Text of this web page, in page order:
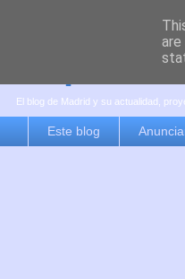
es por
El blog de Madrid y su actualidad,
Este blog